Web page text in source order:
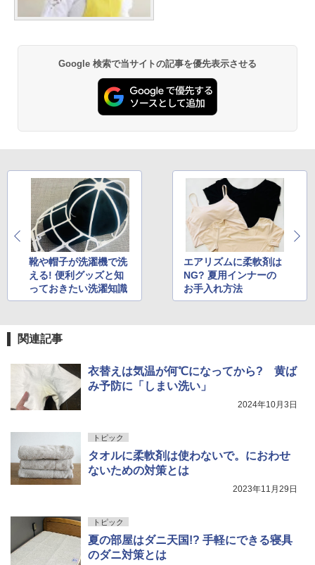
Google 検索で当サイトの記事を優先表示させる
靴や帽子が洗濯機で洗
える! 便利グッズと知
っておきたい洗濯知識
エアリズムに柔軟剤は
NG? 夏用インナーの
お手入れ方法
関連記事
衣替えは気温が何℃になってから? 黄ば
み予防に「しまい洗い」
2024年10月3日
トピック
タオルに柔軟剤は使わないで。におわせ
ないための対策とは
2023年11月29日
トピック
夏の部屋はダニ天国!? 手軽にできる寝具
のダニ対策とは